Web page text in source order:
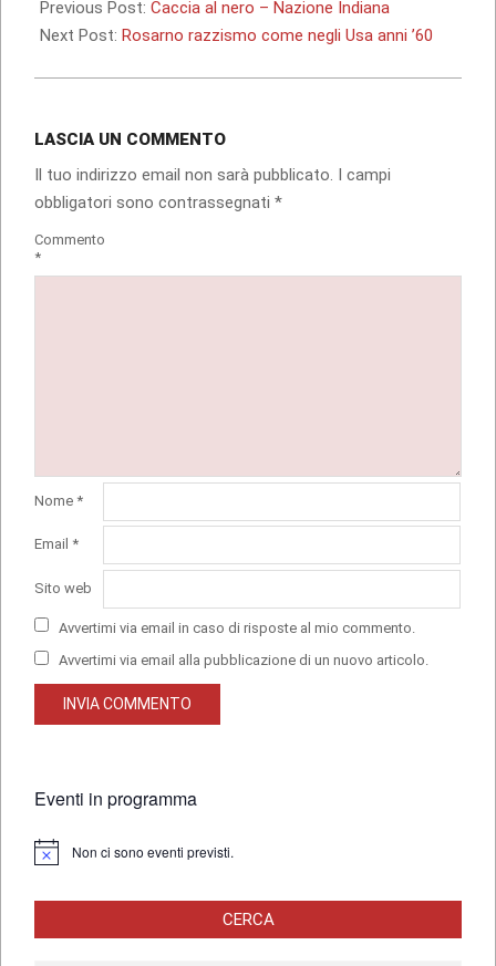
01-
09
Previous Post: Caccia al nero – Nazione Indiana
Next Post: Rosarno razzismo come negli Usa anni ’60
LASCIA UN COMMENTO
Il tuo indirizzo email non sarà pubblicato. I campi
obbligatori sono contrassegnati *
Commento
*
Nome *
Email *
Sito web
Avvertimi via email in caso di risposte al mio commento.
Avvertimi via email alla pubblicazione di un nuovo articolo.
Eventi in programma
Notice Non ci sono eventi previsti.
CERCA